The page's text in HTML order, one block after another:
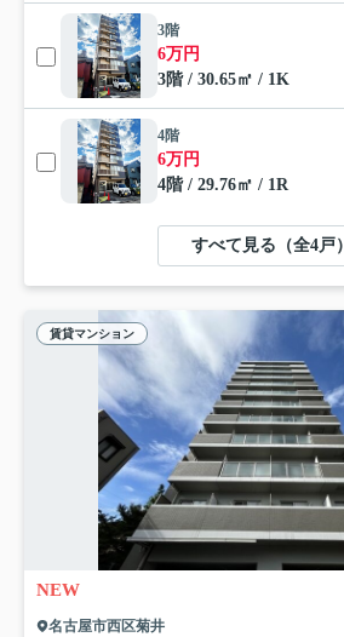
3階
6万円
3階 / 30.65㎡ / 1K
4階
6万円
4階 / 29.76㎡ / 1R
すべて見る（全4戸）
賃貸マンション
NEW
名古屋市西区菊井